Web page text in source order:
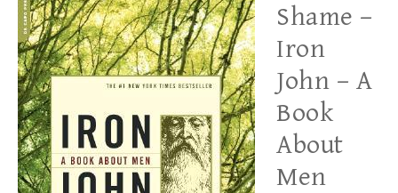
Shame –
Iron
John – A
Book
About
Men